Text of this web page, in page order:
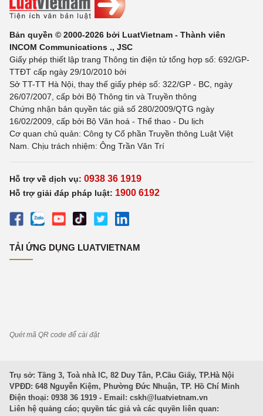
Bản quyền © 2000-2026 bởi LuatVietnam - Thành viên
INCOM Communications ., JSC
Giấy phép thiết lập trang Thông tin điện tử tổng hợp số: 692/GP-
TTĐT cấp ngày 29/10/2010 bởi
Sở TT-TT Hà Nội, thay thế giấy phép số: 322/GP - BC, ngày
26/07/2007, cấp bởi Bộ Thông tin và Truyền thông
Chứng nhận bản quyền tác giả số 280/2009/QTG ngày
16/02/2009, cấp bởi Bộ Văn hoá - Thể thao - Du lịch
Cơ quan chủ quản: Công ty Cổ phần Truyền thông Luật Việt
Nam. Chịu trách nhiệm: Ông Trần Văn Trí
Hỗ trợ về dịch vụ: 0938 36 1919
Hỗ trợ giải đáp pháp luật: 1900 6192
TẢI ỨNG DỤNG LUATVIETNAM
Quét mã QR code để cài đặt
Trụ sở: Tầng 3, Toà nhà IC, 82 Duy Tân, P.Cầu Giấy, TP.Hà Nội
VPĐD: 648 Nguyễn Kiệm, Phường Đức Nhuận, TP. Hồ Chí Minh
Điện thoại: 0938 36 1919 - Email: cskh@luatvietnam.vn
Liên hệ quảng cáo; quyền tác giả và các quyền liên quan: